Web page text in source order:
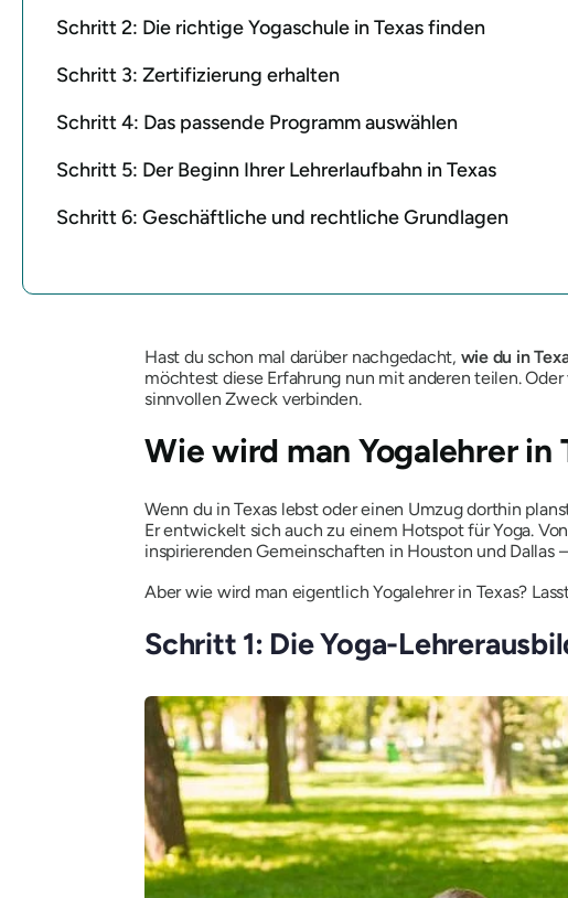
Schritt 2: Die richtige Yogaschule in Texas finden
Schritt 3: Zertifizierung erhalten
Schritt 4: Das passende Programm auswählen
Schritt 5: Der Beginn Ihrer Lehrerlaufbahn in Texas
Schritt 6: Geschäftliche und rechtliche Grundlagen
Hast du schon mal darüber nachgedacht, wie du in
möchtest diese Erfahrung nun mit anderen teilen.
sinnvollen Zweck verbinden.
Wie wird man Yogalehrer in
Wenn du in Texas lebst oder einen Umzug dorthin
Er entwickelt sich auch zu einem Hotspot für Yoga.
inspirierenden Gemeinschaften in Houston und Dallas
Aber wie wirdman eigentlich Yogalehrer in Texas?
Schritt 1: Die Yoga-